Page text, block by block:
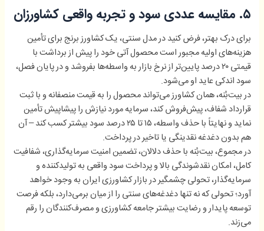
۵. مقایسه عددی سود و تجربه واقعی کشاورزان
برای درک بهتر، فرض کنید در مدل سنتی، یک کشاورز برنج برای تأمین
هزینه‌های اولیه مجبور است محصول آتی خود را پیش از برداشت با
قیمتی ۲۰ درصد پایین‌تر از نرخ بازار به واسطه‌ها بفروشد و در پایان فصل،
سود اندکی عاید او می‌شود.
در بیت‌بُنه، همان کشاورز می‌تواند محصول را به قیمت منصفانه و با ثبت
قرارداد شفاف، پیش‌فروش کند، سرمایه مورد نیازش را پیشاپیش تأمین
نماید و نهایتاً با حذف واسطه، ۱۵ تا ۲۵ درصد سود بیشتر کسب کند – آن
هم بدون دغدغه نقدینگی یا تاخیر در پرداخت.
در مجموع، بیت‌بُنه با حذف دلالان، تضمین امنیت سرمایه‌گذاری، شفافیت
کامل، امکان نقدشوندگی بالا و پرداخت سود واقعی به تولیدکننده و
سرمایه‌گذار، تحولی چشمگیر در بازار کشاورزی ایران به وجود خواهد
آورد؛ تحولی که نه تنها دغدغه‌های سنتی را از میان برمی‌دارد، بلکه فرصت
توسعه پایدار و رضایت بیشتر جامعه کشاورزی و مصرف‌کنندگان را رقم
می‌زند.